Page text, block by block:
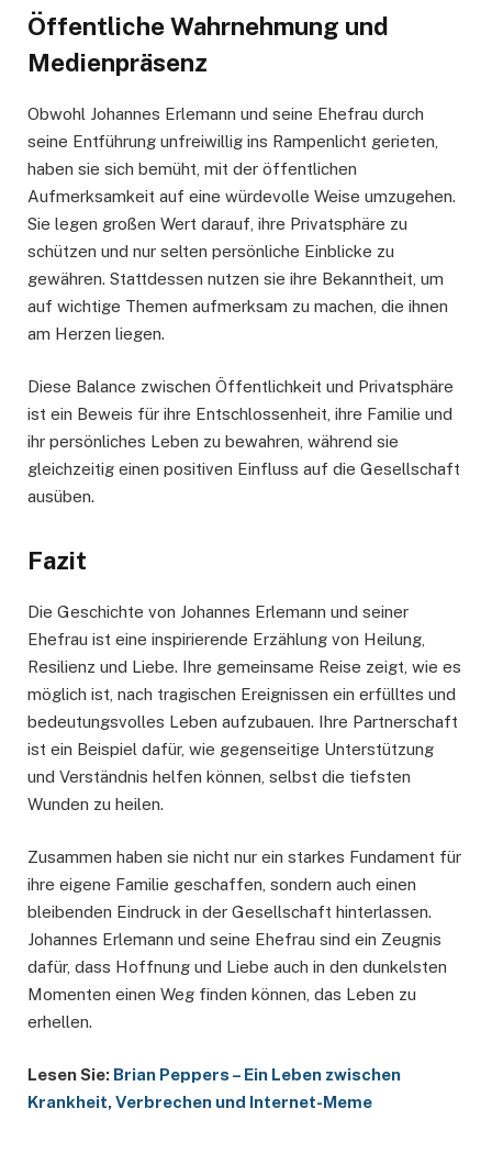
Öffentliche Wahrnehmung und
Medienpräsenz
Obwohl Johannes Erlemann und seine Ehefrau durch
seine Entführung unfreiwillig ins Rampenlicht gerieten,
haben sie sich bemüht, mit der öffentlichen
Aufmerksamkeit auf eine würdevolle Weise umzugehen.
Sie legen großen Wert darauf, ihre Privatsphäre zu
schützen und nur selten persönliche Einblicke zu
gewähren. Stattdessen nutzen sie ihre Bekanntheit, um
auf wichtige Themen aufmerksam zu machen, die ihnen
am Herzen liegen.
Diese Balance zwischen Öffentlichkeit und Privatsphäre
ist ein Beweis für ihre Entschlossenheit, ihre Familie und
ihr persönliches Leben zu bewahren, während sie
gleichzeitig einen positiven Einfluss auf die Gesellschaft
ausüben.
Fazit
Die Geschichte von Johannes Erlemann und seiner
Ehefrau ist eine inspirierende Erzählung von Heilung,
Resilienz und Liebe. Ihre gemeinsame Reise zeigt, wie es
möglich ist, nach tragischen Ereignissen ein erfülltes und
bedeutungsvolles Leben aufzubauen. Ihre Partnerschaft
ist ein Beispiel dafür, wie gegenseitige Unterstützung
und Verständnis helfen können, selbst die tiefsten
Wunden zu heilen.
Zusammen haben sie nicht nur ein starkes Fundament für
ihre eigene Familie geschaffen, sondern auch einen
bleibenden Eindruck in der Gesellschaft hinterlassen.
Johannes Erlemann und seine Ehefrau sind ein Zeugnis
dafür, dass Hoffnung und Liebe auch in den dunkelsten
Momenten einen Weg finden können, das Leben zu
erhellen.
Lesen Sie: Brian Peppers – Ein Leben zwischen
Krankheit, Verbrechen und Internet-Meme